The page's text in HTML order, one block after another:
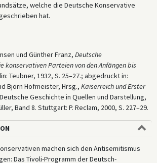
welche die Deutsche Konservative
hat.
und Günther Franz, Deutsche
konservativen Parteien von den Anfängen bis
Teubner, 1932, S. 25–27.; abgedruckt in:
Björn Hofmeister, Hrsg., Kaiserreich und Erster
Deutsche Geschichte in Quellen und Darstellung,
Band 8. Stuttgart: P. Reclam, 2000, S. 227–29.
machen sich den Antisemitismus
Das Tivoli-Programm der Deutsch-